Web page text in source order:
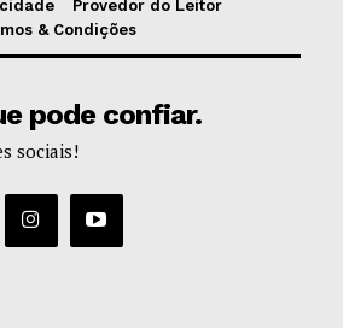
Provedor do Leitor
& Condições
pode confiar.
sociais!